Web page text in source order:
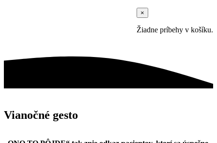
×
Žiadne príbehy v košíku.
Vianočné gesto